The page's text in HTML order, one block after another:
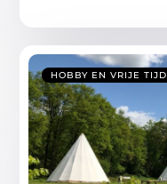
HOBBY EN VRIJE TIJD